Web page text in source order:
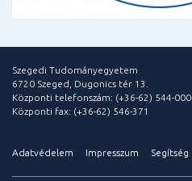
Szegedi Tudományegyetem
6720 Szeged, Dugonics tér 13.
Központi telefonszám: (+36-62) 544-000
Központi fax: (+36-62) 546-371
Adatvédelem Impresszum Segítség